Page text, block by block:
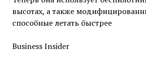
высотах, а также
способные летать быстрее
Business Insider